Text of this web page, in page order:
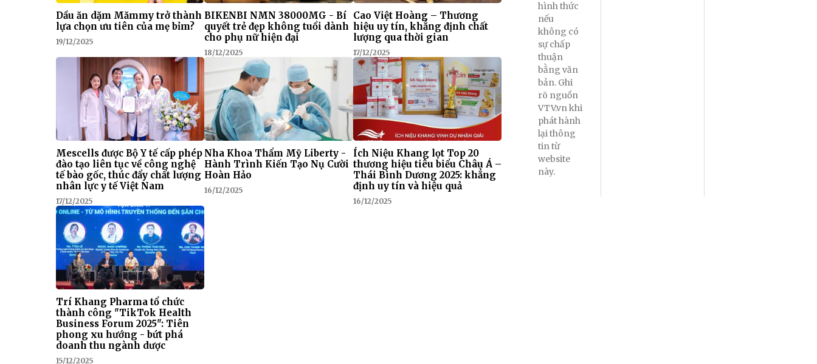
Dầu ăn dặm Mămmy trở thành
lựa chọn ưu tiên của mẹ bỉm?
19/12/2025
BIKENBI NMN 38000MG - Bí
quyết trẻ đẹp không tuổi dành
cho phụ nữ hiện đại
18/12/2025
Cao Việt Hoàng – Thương
hiệu uy tín, khẳng định chất
lượng qua thời gian
17/12/2025
Mescells được Bộ Y tế cấp phép
đào tạo liên tục về công nghệ
tế bào gốc, thúc đẩy chất lượng
nhân lực y tế Việt Nam
17/12/2025
Nha Khoa Thẩm Mỹ Liberty -
Hành Trình Kiến Tạo Nụ Cười
Hoàn Hảo
16/12/2025
Ích Niệu Khang lọt Top 20
thương hiệu tiêu biểu Châu Á –
Thái Bình Dương 2025: khẳng
định uy tín và hiệu quả
16/12/2025
Trí Khang Pharma tổ chức
thành công "TikTok Health
Business Forum 2025": Tiên
phong xu hướng - bứt phá
doanh thu ngành dược
15/12/2025
hình thức
nếu
không có
sự chấp
thuận
bằng văn
bản. Ghi
rõ nguồn
VTV.vn khi
phát hành
lại thông
tin từ
website
này.